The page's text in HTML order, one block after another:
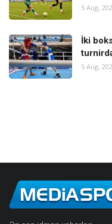
5 Aug,
İki
5 Aug,